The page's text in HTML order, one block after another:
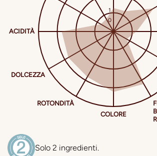
Solo 2 ingredienti.